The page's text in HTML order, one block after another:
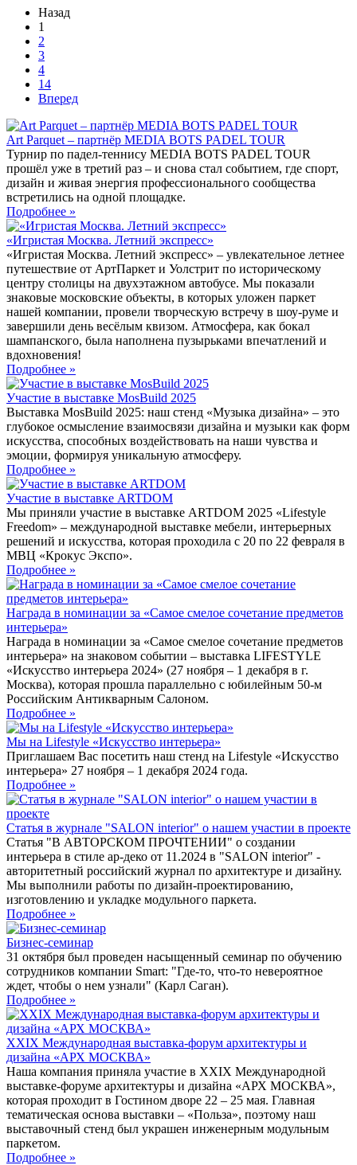
Назад
1
2
3
4
14
Вперед
Art Parquet – партнёр MEDIA BOTS PADEL TOUR
Турнир по падел-теннису MEDIA BOTS PADEL TOUR
прошёл уже в третий раз – и снова стал событием, где спорт,
дизайн и живая энергия профессионального сообщества
встретились на одной площадке.
Подробнее »
«Игристая Москва. Летний экспресс»
«Игристая Москва. Летний экспресс» – увлекательное летнее
путешествие от АртПаркет и Уолстрит по историческому
центру столицы на двухэтажном автобусе. Мы показали
знаковые московские объекты, в которых уложен паркет
нашей компании, провели творческую встречу в шоу-руме и
завершили день весёлым квизом. Атмосфера, как бокал
шампанского, была наполнена пузырьками впечатлений и
вдохновения!
Подробнее »
Участие в выставке MosBuild 2025
Выставка MosBuild 2025: наш стенд «Музыка дизайна» – это
глубокое осмысление взаимосвязи дизайна и музыки как форм
искусства, способных воздействовать на наши чувства и
эмоции, формируя уникальную атмосферу.
Подробнее »
Участие в выставке ARTDOM
Мы приняли участие в выставке ARTDOM 2025 «Lifestyle
Freedom» – международной выставке мебели, интерьерных
решений и искусства, которая проходила с 20 по 22 февраля в
МВЦ «Крокус Экспо».
Подробнее »
Награда в номинации за «Самое смелое сочетание предметов
интерьера»
Награда в номинации за «Самое смелое сочетание предметов
интерьера» на знаковом событии – выставка LIFESTYLE
«Искусство интерьера 2024» (27 ноября – 1 декабря в г.
Москва), которая прошла параллельно с юбилейным 50-м
Российским Антикварным Салоном.
Подробнее »
Мы на Lifestyle «Искусство интерьера»
Приглашаем Вас посетить наш стенд на Lifestyle «Искусство
интерьера» 27 ноября – 1 декабря 2024 года.
Подробнее »
Статья в журнале "SALON interior" о нашем участии в проекте
Статья "В АВТОРСКОМ ПРОЧТЕНИИ" о создании
интерьера в стиле ар-деко от 11.2024 в "SALON interior" -
авторитетный российский журнал по архитектуре и дизайну.
Мы выполнили работы по дизайн-проектированию,
изготовлению и укладке модульного паркета.
Подробнее »
Бизнес-семинар
31 октября был проведен насыщенный семинар по обучению
сотрудников компании Smart: "Где-то, что-то невероятное
ждет, чтобы о нем узнали" (Карл Саган).
Подробнее »
XXIX Международная выставка-форум архитектуры и
дизайна «АРХ МОСКВА»
Наша компания приняла участие в XXIX Международной
выставке-форуме архитектуры и дизайна «АРХ МОСКВА»,
которая проходит в Гостином дворе 22 – 25 мая. Главная
тематическая основа выставки – «Польза», поэтому наш
выставочный стенд был украшен инженерным модульным
паркетом.
Подробнее »